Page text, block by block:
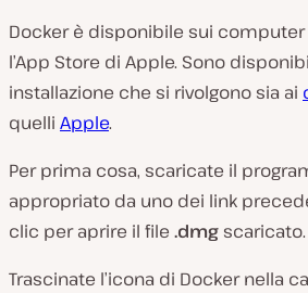
Docker è disponibile sui
l’App Store di Apple. Sono
installazione che si rivolgono sia ai
quelli Apple.
Per prima cosa, scaricate il
appropriato da uno dei link
clic per aprire il file .dmg scaricato.
Trascinate l’icona di Docker nella